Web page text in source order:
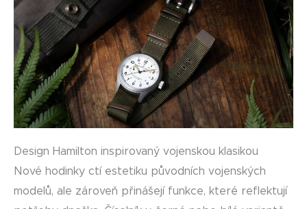
Design Hamilton inspirovaný vojenskou klasikou
Nové hodinky ctí estetiku původních vojenských
modelů, ale zároveň přinášejí funkce, které reflektují